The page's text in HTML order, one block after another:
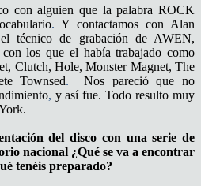
con alguien que la palabra ROCK
. Y contactamos con Alan
técnico de grabación de AWEN,
con los que el había trabajado como
Clutch, Hole, Monster Magnet, The
Townsed. Nos pareció que no
, y así fue. Todo resulto muy
del disco con una serie de
nacional ¿Qué se va a encontrar
tenéis preparado?